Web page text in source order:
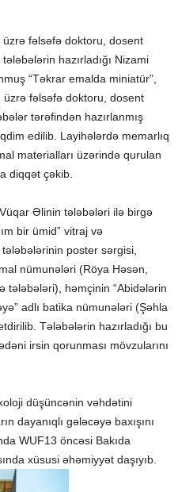
fəlsəfə doktoru, dosent
hazırladığı Nizami
“Təkrar emalda miniatür”,
üzrə fəlsəfə doktoru, dosent
tərəfindən hazırlanmış
edilib. Layihələrdə memarlıq
materialları üzərində qurulan
diqqət çəkib.
Əlinin tələbələri ilə birgə
bir ümid” vitraj və
poster sərgisi,
nümunələri (Röya Həsən,
tələbələri), həmçinin “Abidələrin
adlı batika nümunələri (Şəhla
Tələbələrin hazırladığı bu
irsin qorunması mövzularını
düşüncənin vəhdətini
dayanıqlı gələcəyə baxışını
WUF13 öncəsi Bakıda
xüsusi əhəmiyyət daşıyıb.